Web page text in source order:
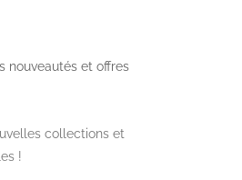
nouveautés et offres
collections et
!